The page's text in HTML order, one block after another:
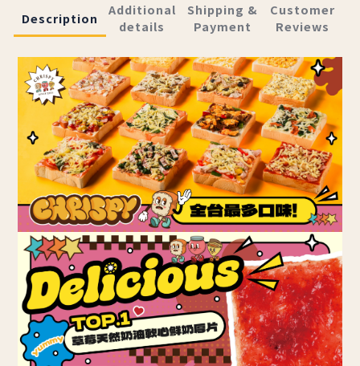
Description
Additional
details
Shipping &
Payment
Customer
Reviews